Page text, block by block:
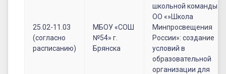
25.02-11.03
(согласно
расписанию)
МБОУ «СОШ
№54» г.
Брянска
школьной команды
ОО «»Школа
Минпросвещения
России»: создание
условий в
образовательной
организации для